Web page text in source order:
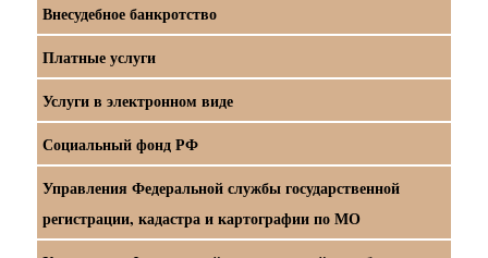
Внесудебное банкротство
Платные услуги
Услуги в электронном виде
Социальный фонд РФ
Управления Федеральной службы государственной
регистрации, кадастра и картографии по МО